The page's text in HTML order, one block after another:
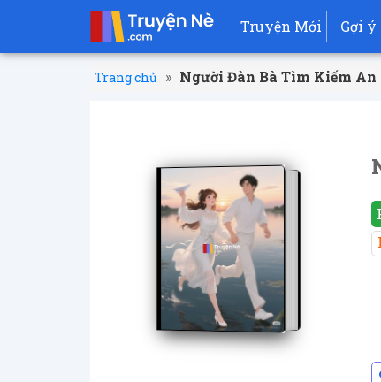
Truyện Mới Gợi ý
Trang chủ » Người Đàn Bà Tìm Kiếm